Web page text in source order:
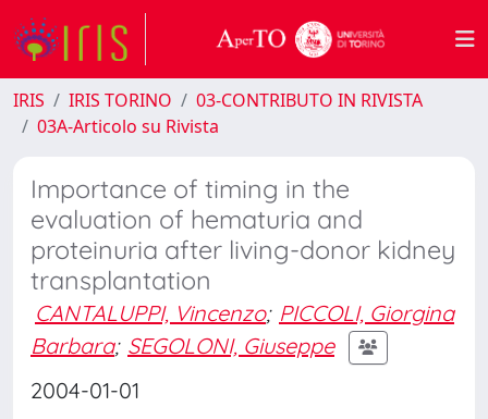
IRIS IRIS TORINO
03-CONTRIBUTO IN RIVISTA
03A-Articolo su Rivista
Importance of timing in the
evaluation of hematuria and
proteinuria after living-donor kidney
transplantation
CANTALUPPI, Vincenzo; PICCOLI, Giorgina
Barbara; SEGOLONI, Giuseppe
2004-01-01